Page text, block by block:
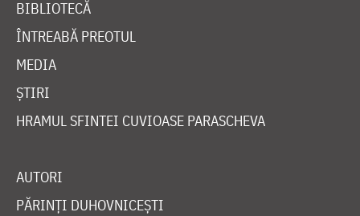
BIBLIOTECĂ
ÎNTREABĂ PREOTUL
MEDIA
ȘTIRI
HRAMUL SFINTEI CUVIOASE PARASCHEVA
AUTORI
PĂRINȚI DUHOVNICEȘTI